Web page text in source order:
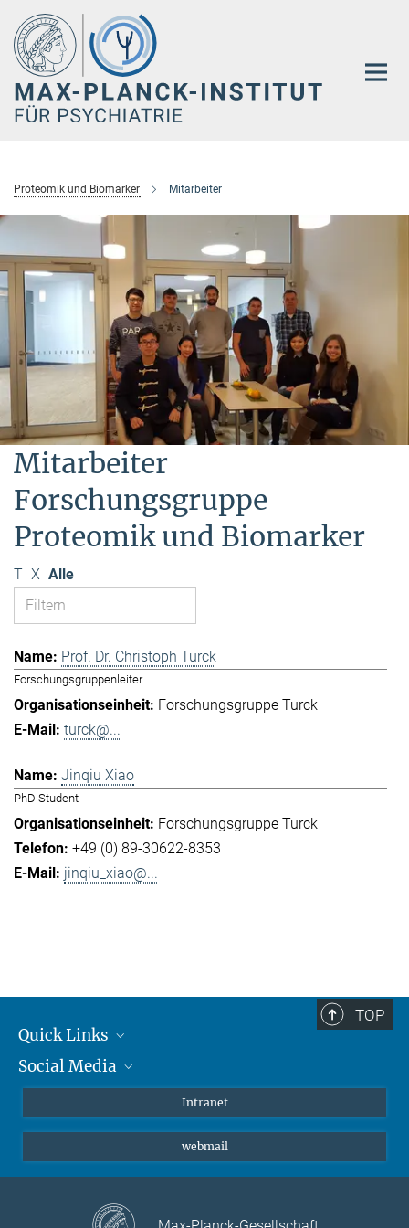
Hauptinhalt
Proteomik und Biomarker Mitarbeiter
Mitarbeiter
Forschungsgruppe
Proteomik und Biomarker
T X Alle
Prof. Dr. Christoph Turck
Forschungsgruppenleiter
Forschungsgruppe Turck
turck@...
Jinqiu Xiao
PhD Student
Forschungsgruppe Turck
+49 (0) 89-30622-8353
jinqiu_xiao@...
TOP
Quick Links
Student*innen/Wissenschaftler*innen
Social Media
Bluesky
YouTube
Intranet
webmail